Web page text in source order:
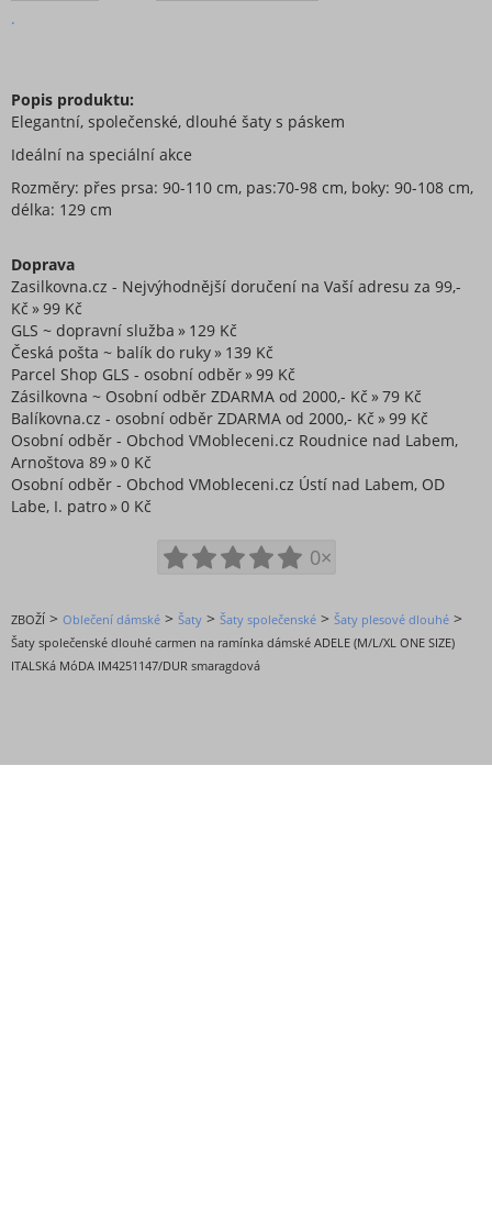
.
Popis produktu:
Elegantní, společenské, dlouhé šaty s páskem
Ideální na speciální akce
Rozměry: přes prsa: 90-110 cm, pas:70-98 cm, boky: 90-108 cm,
délka: 129 cm
Doprava
Zasilkovna.cz - Nejvýhodnější doručení na Vaší adresu za 99,-
Kč
99 Kč
GLS ~ dopravní služba
129 Kč
Česká pošta ~ balík do ruky
139 Kč
Parcel Shop GLS - osobní odběr
99 Kč
Zásilkovna ~ Osobní odběr ZDARMA od 2000,- Kč
79 Kč
Balíkovna.cz - osobní odběr ZDARMA od 2000,- Kč
99 Kč
Osobní odběr - Obchod VMobleceni.cz Roudnice nad Labem,
Arnoštova 89
0 Kč
Osobní odběr - Obchod VMobleceni.cz Ústí nad Labem, OD
Labe, I. patro
0 Kč
0×
ZBOŽÍ > Oblečení dámské > Šaty > Šaty společenské > Šaty plesové dlouhé >
Šaty společenské dlouhé carmen na ramínka dámské ADELE (M/L/XL ONE SIZE)
ITALSKá MóDA IM4251147/DUR smaragdová